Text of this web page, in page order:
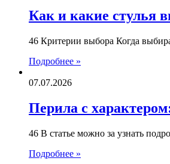
Как и какие стулья
46 Критерии выбора Когда
Подробнее »
07.07.2026
Перила с
46 В статье можно за узнать
Подробнее »